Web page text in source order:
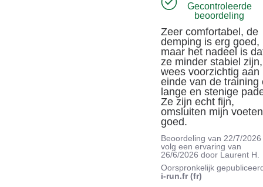
Gecontroleerde
beoordeling
Zeer comfortabel, de
demping is erg goed,
maar het nadeel is
ze minder stabiel zijn,
wees voorzichtig aan
einde van de training
lange en stenige
Ze zijn echt fijn,
omsluiten mijn voeten
goed.
Beoordeling van 22/7/2026
volg een ervaring van
26/6/2026 door Laurent H.
Oorspronkelijk
i-run.fr (fr)